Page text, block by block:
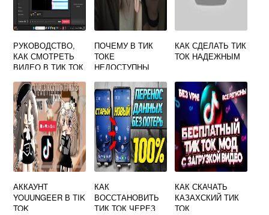
РУКОВОДСТВО,
КАК СМОТРЕТЬ
ВИДЕО В ТИК ТОК
КОМПЬЮТЕРЕ
ПОЧЕМУ В ТИК
ТОКЕ
НЕДОСТУПНЫ
КАК СДЕЛАТЬ ТИК
ТОК НАДЕЖНЫМ
АККАУНТ
YOUUNGEER В TIK
TOK
КАК
ВОССТАНОВИТЬ
ТИК ТОК ЧЕРЕЗ
КАК СКАЧАТЬ
КАЗАХСКИЙ ТИК
ТОК